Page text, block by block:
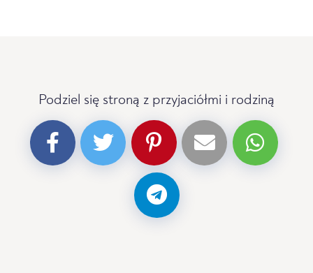
Podziel się stroną z przyjaciółmi i rodziną